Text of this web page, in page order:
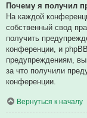
Почему я получил
На каждой
собственный свод
получить
конференции, и
предупреждениям,
за что получили
конференции.
Вернуться к началу